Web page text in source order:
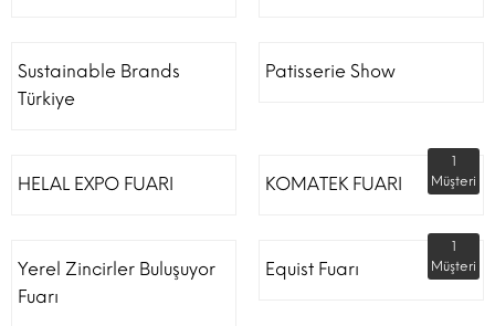
Sustainable Brands
Türkiye
Patisserie Show
HELAL EXPO FUARI KOMATEK FUARI
1
Müşteri
Yerel Zincirler Buluşuyor
Fuarı
Equist Fuarı
1
Müşteri